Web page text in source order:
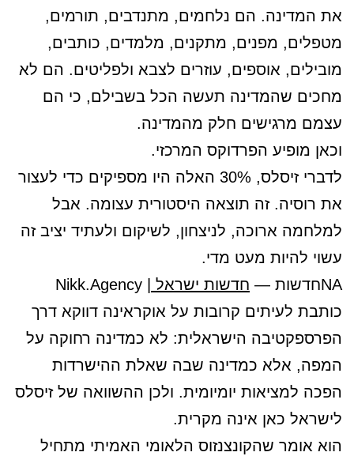
את המדינה. הם נלחמים, מתנדבים, תורמים,
מטפלים, מפנים, מתקנים, מלמדים, כותבים,
מובילים, אוספים, עוזרים לצבא ולפליטים. הם לא
מחכים שהמדינה תעשה הכל בשבילם, כי הם
עצמם מרגישים חלק מהמדינה.
וכאן מופיע הפרדוקס המרכזי.
לדברי זיסלס, 30% האלה היו מספיקים כדי לעצור
את רוסיה. זה תוצאה היסטורית עצומה. אבל
למלחמה ארוכה, לניצחון, לשיקום ולעתיד יציב זה
עשוי להיות מעט מדי.
NAחדשות —
חדשות ישראל
| Nikk.Agency
כותבת לעיתים קרובות על אוקראינה דווקא דרך
הפרספקטיבה הישראלית: לא כמדינה רחוקה על
המפה, אלא כמדינה שבה שאלת ההישרדות
הפכה למציאות יומיומית. ולכן ההשוואה של זיסלס
לישראל כאן אינה מקרית.
הוא אומר שהקונצנזוס הלאומי האמיתי מתחיל